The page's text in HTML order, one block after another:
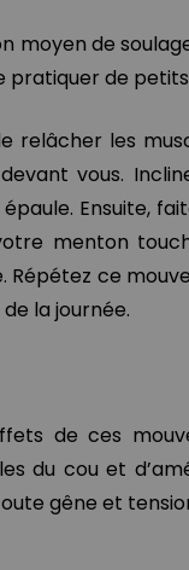
moyen de
pratiquer de
relâcher les
vous.
Ensuite,
menton
Répétez ce
la journée.
de ces
du cou et
gêne et